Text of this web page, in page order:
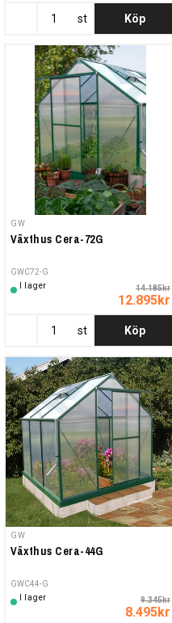
st Köp
GW
Växthus Cera-72G
GWC72-G
I lager
14.185kr
12.895kr
st Köp
GW
Växthus Cera-44G
GWC44-G
I lager
9.345kr
8.495kr